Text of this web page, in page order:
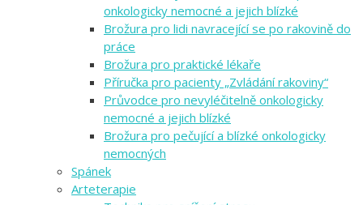
onkologicky nemocné a jejich blízké
Brožura pro lidi navracející se po rakovině do
práce
Brožura pro praktické lékaře
Příručka pro pacienty „Zvládání rakoviny“
Průvodce pro nevyléčitelně onkologicky
nemocné a jejich blízké
Brožura pro pečující a blízké onkologicky
nemocných
Spánek
Arteterapie